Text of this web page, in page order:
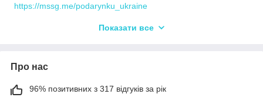
https://mssg.me/podarynku_ukraine
головному фото. При внесенні змін за розміром, дизайном та
➖➖➖➖➖➖➖➖➖➖➖
інстаграмhttps://www.instagram.com/podarynku_ukraine/
Показати все
Про нас
96% позитивних з 317 відгуків за рік